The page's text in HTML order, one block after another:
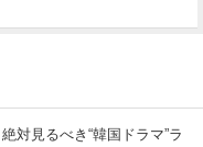
対見るべき“韓国ドラマ”ラ